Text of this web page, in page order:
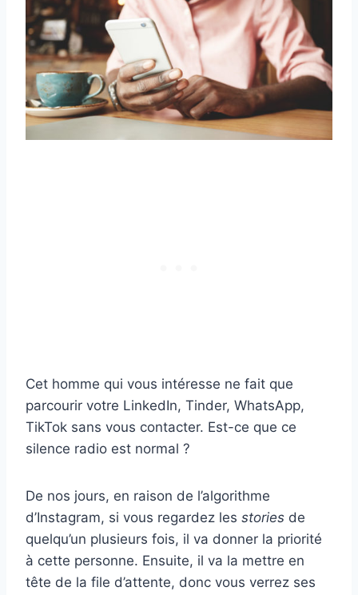
Cet homme qui vous intéresse ne fait que
parcourir votre LinkedIn, Tinder, WhatsApp,
TikTok sans vous contacter. Est-ce que ce
silence radio est normal ?
De nos jours, en raison de l’algorithme
d’Instagram, si vous regardez les stories de
quelqu’un plusieurs fois, il va donner la priorité
à cette personne. Ensuite, il va la mettre en
tête de la file d’attente, donc vous verrez ses